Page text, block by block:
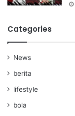
Categories
News
berita
lifestyle
bola